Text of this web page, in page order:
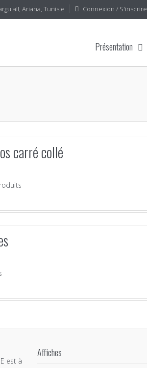
Ariana, Tunisie Connexion / S'inscrire
Présentation
carré collé
est à
Affiches